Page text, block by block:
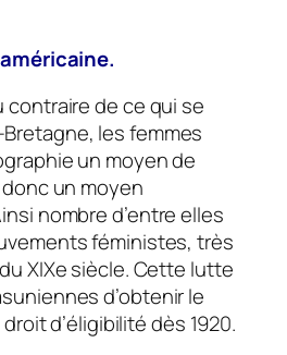
contraire de ce qui se
les femmes
un moyen de
un moyen
nombre d’entre elles
féministes, très
XIXe siècle. Cette lutte
d’obtenir le
d’éligibilité dès 1920.